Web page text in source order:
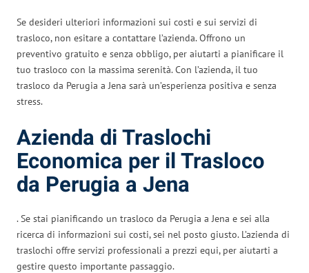
Se desideri ulteriori informazioni sui costi e sui servizi di
trasloco, non esitare a contattare l’azienda. Offrono un
preventivo gratuito e senza obbligo, per aiutarti a pianificare il
tuo trasloco con la massima serenità. Con l’azienda, il tuo
trasloco da Perugia a Jena sarà un’esperienza positiva e senza
stress.
Azienda di Traslochi
Economica per il Trasloco
da Perugia a Jena
. Se stai pianificando un trasloco da Perugia a Jena e sei alla
ricerca di informazioni sui costi, sei nel posto giusto. L’azienda di
traslochi offre servizi professionali a prezzi equi, per aiutarti a
gestire questo importante passaggio.